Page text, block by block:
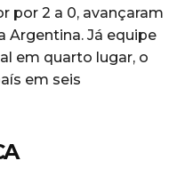
por 2 a 0, avançaram
Argentina. Já equipe
em quarto lugar, o
em seis